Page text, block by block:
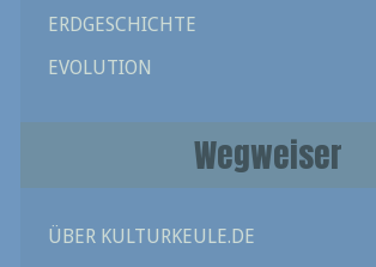
ERDGESCHICHTE
EVOLUTION
Wegweiser
ÜBER KULTURKEULE.DE